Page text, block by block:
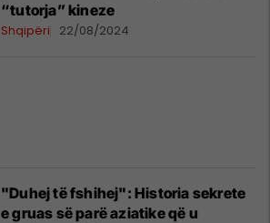
“tutorja” kineze
Shqipëri 22/08/2024
"Duhej të fshihej": Historia sekrete
e gruas së parë aziatike që u